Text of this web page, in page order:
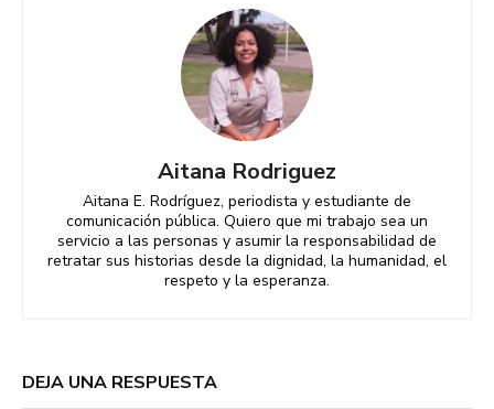
Aitana Rodriguez
Aitana E. Rodríguez, periodista y estudiante de
comunicación pública. Quiero que mi trabajo sea un
servicio a las personas y asumir la responsabilidad de
retratar sus historias desde la dignidad, la humanidad, el
respeto y la esperanza.
DEJA UNA RESPUESTA